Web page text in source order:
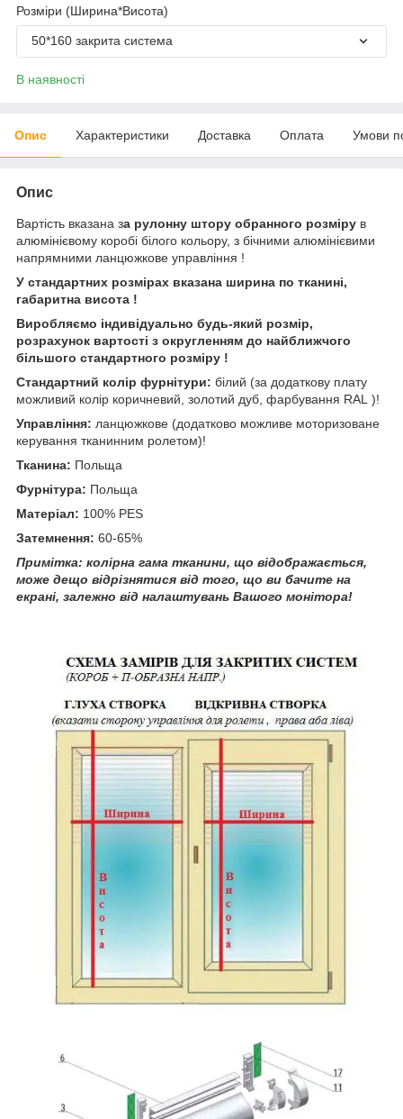
Розміри (Ширина*Висота)
50*160 закрита система
В наявності
Опис Характеристики Доставка Оплата Умови
Опис
Вартість вказана за рулонну штору обранного розміру в
алюмінієвому коробі білого кольору, з бічними алюмінієвими
напрямними ланцюжкове управління !
У стандартних розмірах вказана ширина по тканині,
габаритна висота !
Виробляємо індивідуально будь-який розмір,
розрахунок вартості з округленням до найближчого
більшого стандартного розміру !
Стандартний колір фурнітури: білий (за додаткову плату
можливий колір коричневий, золотий дуб, фарбування RAL )!
Управління: ланцюжкове (додатково можливе моторизоване
керування тканинним ролетом)!
Тканина: Польща
Фурнітура: Польща
Матеріал: 100% PES
Затемнення: 60-65%
Примітка: колірна гама тканини, що відображається,
може дещо відрізнятися від того, що ви бачите на
екрані, залежно від налаштувань Вашого монітора!